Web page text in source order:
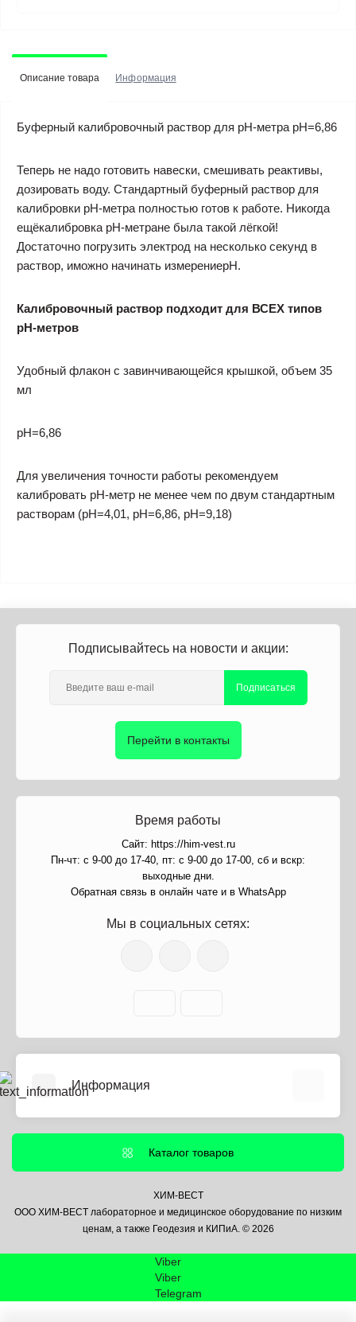
Описание товара Информация
Буферный калибровочный раствор для рН-метра pH=6,86
Теперь не надо готовить навески, смешивать реактивы,
дозировать воду. Стандартный буферный раствор для
калибровки рН-метра полностью готов к работе. Никогда
ещёкалибровка рН-метране была такой лёгкой!
Достаточно погрузить электрод на несколько секунд в
раствор, иможно начинать измерениерН.
Калибровочный раствор подходит для ВСЕХ типов
рН-метров
Удобный флакон с завинчивающейся крышкой, объем 35
мл
рН=6,86
Для увеличения точности работы рекомендуем
калибровать рН-метр не менее чем по двум стандартным
растворам (рН=4,01, рН=6,86, рН=9,18)
Подписывайтесь на новости и акции:
Подписаться
Перейти в контакты
Время работы
Сайт: https://him-vest.ru
Пн-чт: с 9-00 до 17-40, пт: с 9-00 до 17-00, сб и вскр:
выходные дни.
Обратная связь в онлайн чате и в WhatsApp
Мы в социальных сетях:
Информация
Информация о доставке
Политика безопасности
Контакты
Каталог товаров
ХИМ-ВЕСТ
ООО ХИМ-ВЕСТ лабораторное и медицинское оборудование по низким
ценам, а также Геодезия и КИПиА. © 2026
Viber
Viber
Telegram